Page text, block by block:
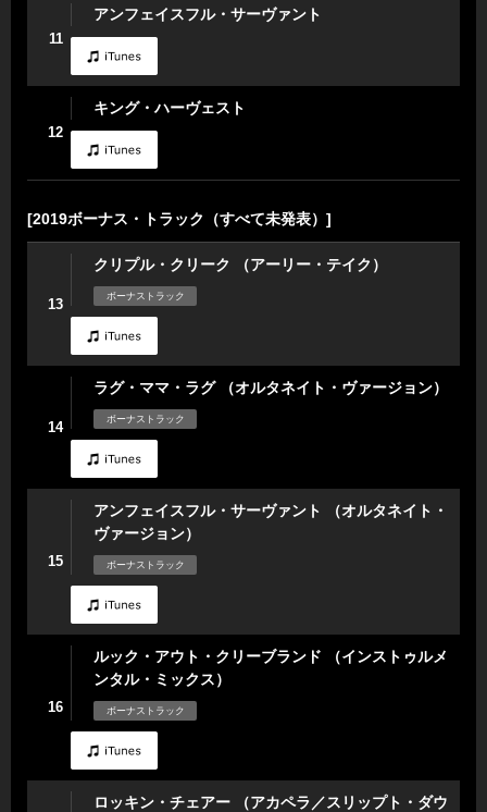
11
アンフェイスフル・サーヴァント
12
キング・ハーヴェスト
[2019ボーナス・トラック（すべて未発表）]
13
クリプル・クリーク （アーリー・テイク）
ボーナストラック
14
ラグ・ママ・ラグ （オルタネイト・ヴァージョン）
ボーナストラック
15
アンフェイスフル・サーヴァント （オルタネイト・
ヴァージョン）
ボーナストラック
16
ルック・アウト・クリーブランド （インストゥルメ
ンタル・ミックス）
ボーナストラック
ロッキン・チェアー （アカペラ／スリップト・ダウ